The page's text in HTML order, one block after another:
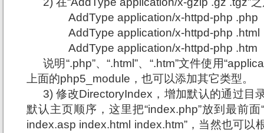
AddType application/x-httpd-php .php
AddType application/x-httpd-php .html
AddType application/x-httpd-php .htm
说明“.php”、“.html”、“.htm”文件使用
上面的php5_module，也可以添加其它类型。
3) 修改DirectoryIndex，增加默认的通过目
默认主页顺序，这里把“index.php”放到最前
index.asp index.html index.htm”，当然也可以